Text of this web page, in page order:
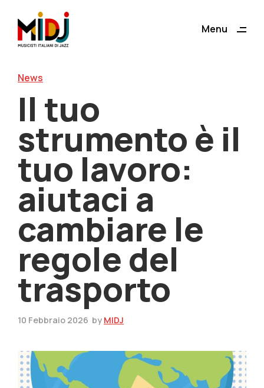
Menu
News
Il tuo
strumento è il
tuo lavoro:
aiutaci a
cambiare le
regole del
trasporto
10 Febbraio 2026 by MIDJ